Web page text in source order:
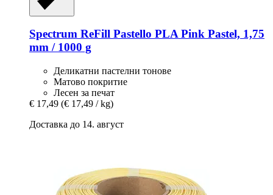
Spectrum ReFill Pastello PLA Pink Pastel, 1,75
mm / 1000 g
Деликатни пастелни тонове
Матово покритие
Лесен за печат
€ 17,49 (€ 17,49 / kg)
Доставка до 14. август